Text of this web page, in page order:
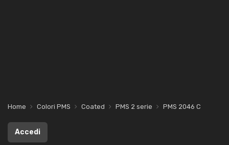
Home Colori PMS Coated PMS 2 serie PMS 2046 C
Accedi